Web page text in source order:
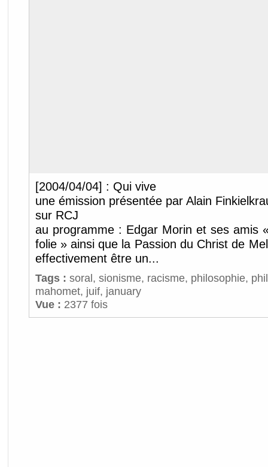
[2004/04/04] : Qui vive
une émission présentée par Alain
sur RCJ
au programme : Edgar Morin et ses amis
folie » ainsi que la Passion du Christ de
effectivement être un...
Tags : soral, sionisme, racisme, philosophie,
mahomet, juif, january
Vue : 2377 fois